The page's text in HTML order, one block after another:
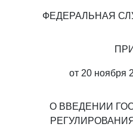
ФЕДЕРАЛЬНАЯ
от 20 ноября
О ВВЕДЕНИИ